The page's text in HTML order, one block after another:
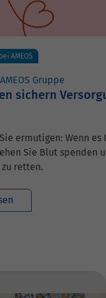
AMEOS
AMEOS Gruppe
sichern
ermutigen: Wenn es
Sie Blut spenden
retten.